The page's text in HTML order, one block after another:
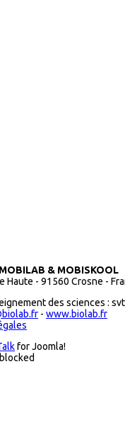
& MOBISKOOL
Haute - 91560 Crosne -
des sciences :
- www.biolab.fr
for Joomla!